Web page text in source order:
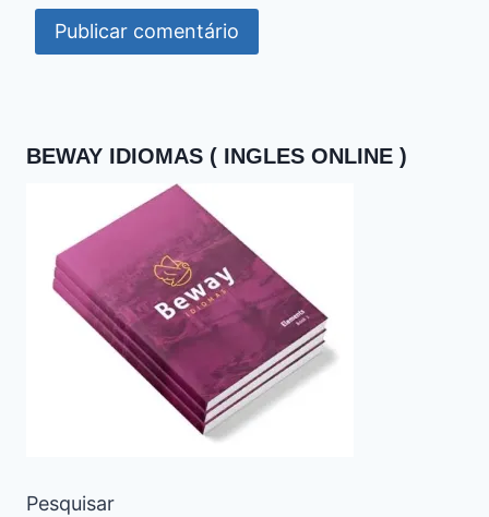
BEWAY IDIOMAS ( INGLES ONLINE )
Pesquisar